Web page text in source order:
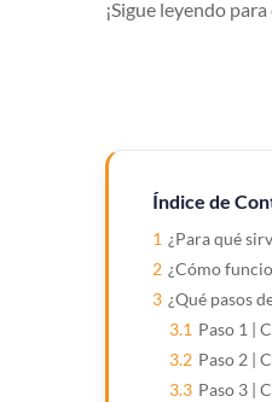
¡Sigue leyendo
Índice de
1 ¿Para qué
2 ¿Cómo
3 ¿Qué pasos
3.1 Paso 1 |
3.2 Paso 2 |
3.3 Paso 3 |